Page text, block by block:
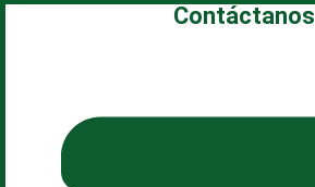
Contáctanos